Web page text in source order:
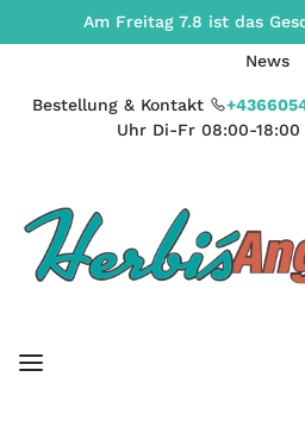
Am Freitag 7.8 ist das
News
Bestellung & Kontakt
Uhr Di-Fr 08:00-18:00